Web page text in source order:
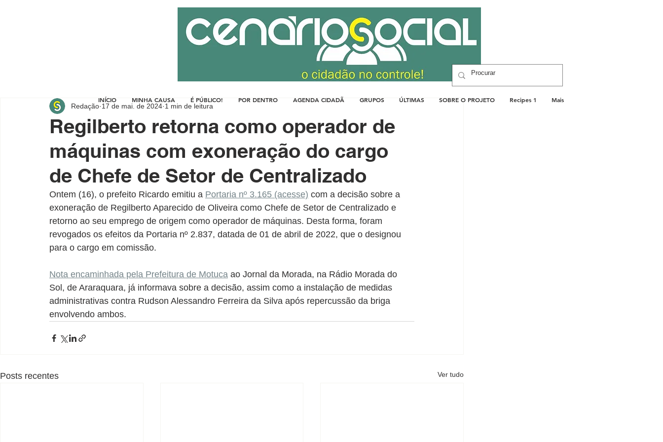
Regilberto retorna como operador de
máquinas com exoneração do cargo
de Chefe de Setor de Centralizado
Redação 17 de mai. de 2024 1 min de leitura
Ontem (16), o prefeito Ricardo emitiu a Portaria nº 3.165 (acesse) com a decisão sobre a
exoneração de Regilberto Aparecido de Oliveira como Chefe de Setor de Centralizado e
retorno ao seu emprego de origem como operador de máquinas. Desta forma, foram
revogados os efeitos da Portaria nº 2.837, datada de 01 de abril de 2022, que o designou
para o cargo em comissão.
Nota encaminhada pela Prefeitura de Motuca ao Jornal da Morada, na Rádio Morada do
Sol, de Araraquara, já informava sobre a decisão, assim como a instalação de medidas
administrativas contra Rudson Alessandro Ferreira da Silva após repercussão da briga
envolvendo ambos.
Posts recentes Ver tudo
INÍCIO MINHA CAUSA É PÚBLICO! POR DENTRO AGENDA CIDADÃ GRUPOS ÚLTIMAS SOBRE O PROJETO Recipes 1 Mais